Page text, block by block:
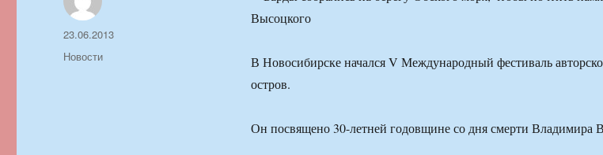
В Новосибирске начался V Международный фестиваль
остров.
Он посвящено 30-летней годовщине со дня смерти Владимира
Автор
Опубликовано
23.06.2013
Рубрики
Новости